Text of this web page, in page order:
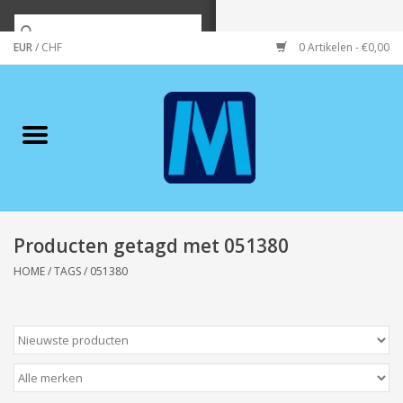
EUR/ CHF 0 Artikelen - €0,00
Merken
Wonen/koken/huishouden
Wenskaarten
Zeeuws/Streek
Producten getagd met 051380
HOME/TAGS/ 051380